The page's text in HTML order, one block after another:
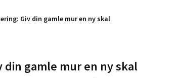
Giv din gamle mur en ny skal
din gamle mur en ny skal